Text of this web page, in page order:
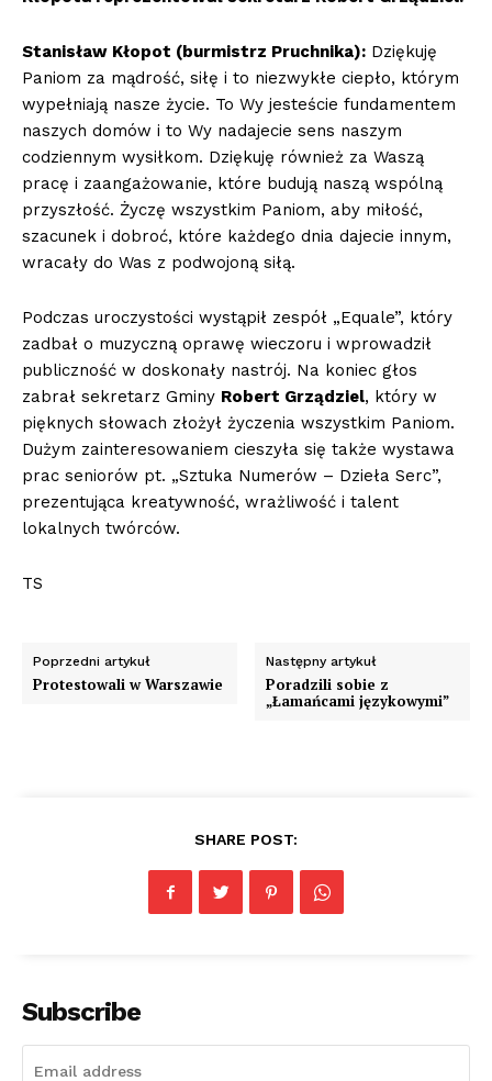
Stanisław Kłopot (burmistrz Pruchnika): Dziękuję
Paniom za mądrość, siłę i to niezwykłe ciepło, którym
wypełniają nasze życie. To Wy jesteście fundamentem
naszych domów i to Wy nadajecie sens naszym
codziennym wysiłkom. Dziękuję również za Waszą
pracę i zaangażowanie, które budują naszą wspólną
przyszłość. Życzę wszystkim Paniom, aby miłość,
szacunek i dobroć, które każdego dnia dajecie innym,
wracały do Was z podwojoną siłą.
Podczas uroczystości wystąpił zespół „Equale”, który
zadbał o muzyczną oprawę wieczoru i wprowadził
publiczność w doskonały nastrój. Na koniec głos
zabrał sekretarz Gminy Robert Grządziel, który w
pięknych słowach złożył życzenia wszystkim Paniom.
Dużym zainteresowaniem cieszyła się także wystawa
prac seniorów pt. „Sztuka Numerów – Dzieła Serc”,
prezentująca kreatywność, wrażliwość i talent
lokalnych twórców.
TS
Poprzedni artykuł
Protestowali w Warszawie
Następny artykuł
Poradzili sobie z
„Łamańcami językowymi”
SHARE POST:
Subscribe